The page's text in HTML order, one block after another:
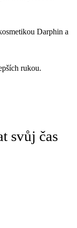
Darphin a
rukou.
svůj čas